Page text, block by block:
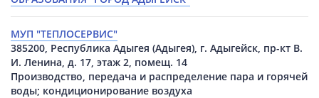
МУП "ТЕПЛОСЕРВИС"
385200, Республика Адыгея (Адыгея), г. Адыгейск, пр-кт В.
И. Ленина, д. 17, этаж 2, помещ. 14
Производство, передача и распределение пара и горячей
воды; кондиционирование воздуха